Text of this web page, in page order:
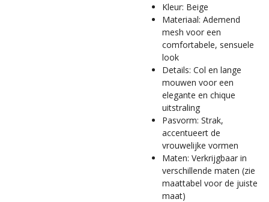
Kleur: Beige
Materiaal: Ademend
mesh voor een
comfortabele, sensuele
look
Details: Col en lange
mouwen voor een
elegante en chique
uitstraling
Pasvorm: Strak,
accentueert de
vrouwelijke vormen
Maten: Verkrijgbaar in
verschillende maten (zie
maattabel voor de juiste
maat)